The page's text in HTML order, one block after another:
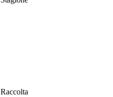
Raccolta